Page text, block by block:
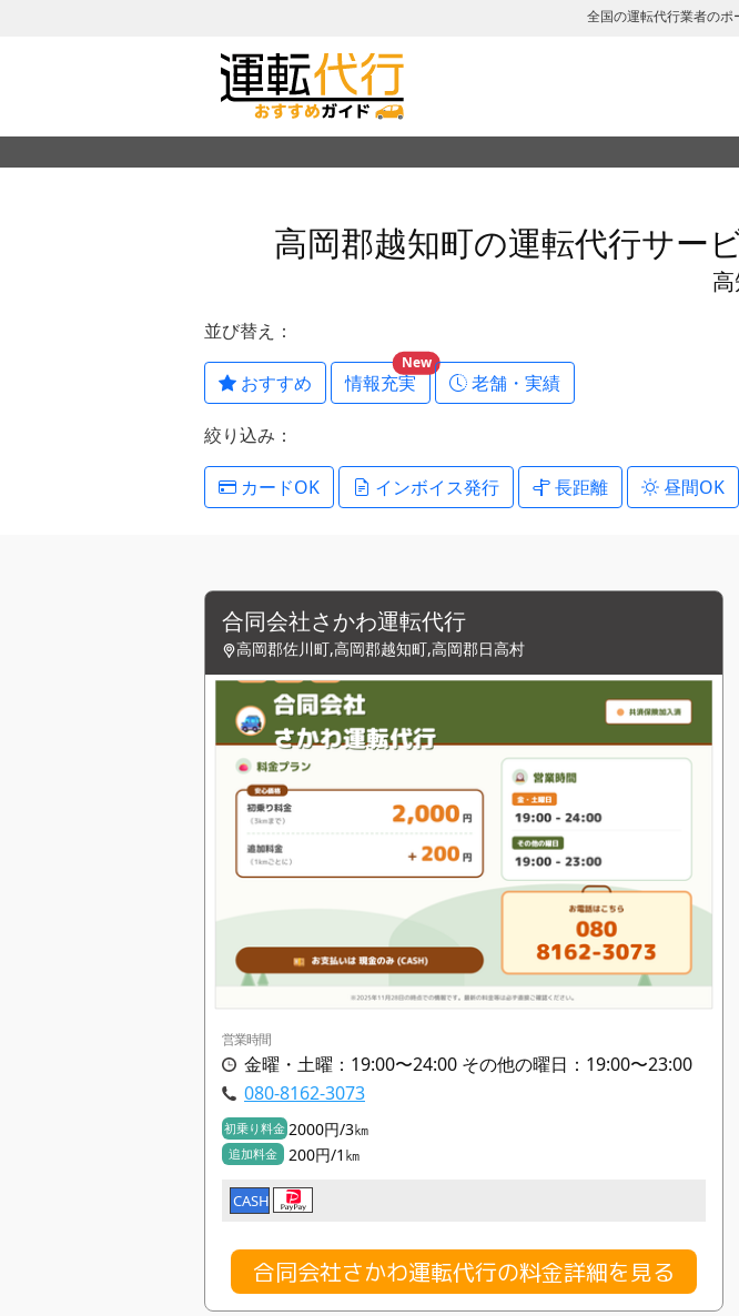
全国の運転代行業者の
高岡郡越知町の運転代行サー
並び替え：
おすすめ 情報充実
New
老舗・実績
絞り込み：
カードOK インボイス発行 長距離 昼間OK
合同会社さかわ運転代行
高岡郡佐川町,高岡郡越知町,高岡郡日高村
営業時間
金曜・土曜：19:00〜24:00 その他の曜日：19:00〜23:00
080-8162-3073
初乗り料金 2000円/3㎞
追加料金 200円/1㎞
CASH
合同会社さかわ運転代行の料金詳細を見る